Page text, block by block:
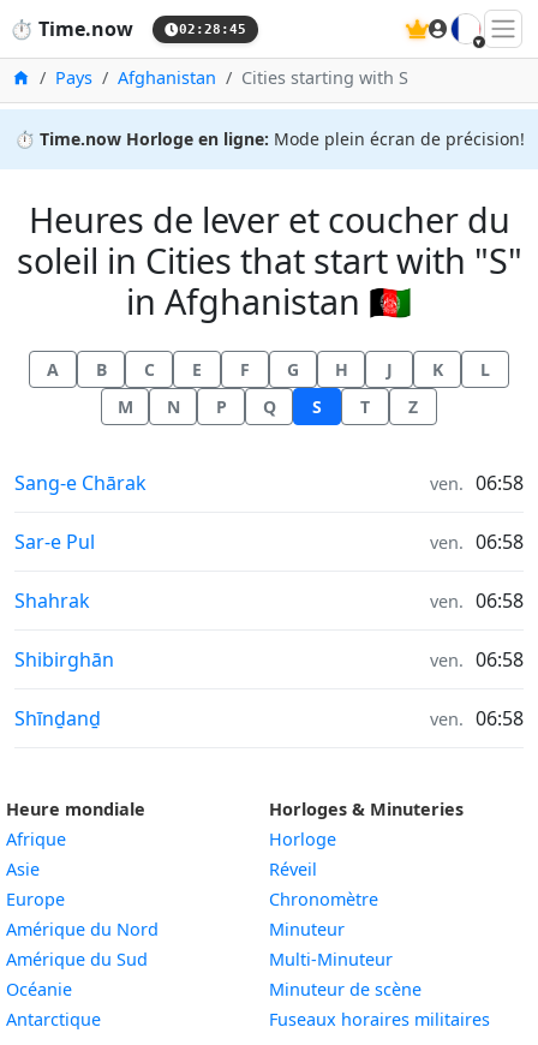
⏱️ Time.now 02:28:45 🇫🇷
Accueil
Pays Afghanistan Cities starting with S
⏱️ Time.now Horloge en ligne: Mode plein écran de précision!
Heures de lever et coucher du
soleil in Cities that start with "S"
in Afghanistan 🇦🇫
A B C E F G H J K
L
M
N P Q S T Z
Heures de lever et coucher du soleil in
Sang-e Chārak ven. 06:58
Heures de lever et coucher du soleil in
Sar-e Pul ven. 06:58
Heures de lever et coucher du soleil in
Shahrak ven. 06:58
Heures de lever et coucher du soleil in
Shibirghān ven. 06:58
Heures de lever et coucher du soleil in
Shīnḏanḏ ven. 06:58
Heure mondiale
Afrique
Asie
Europe
Amérique du Nord
Amérique du Sud
Océanie
Antarctique
Horloges & Minuteries
Horloge
Réveil
Chronomètre
Minuteur
Multi-Minuteur
Minuteur de scène
Fuseaux horaires militaires